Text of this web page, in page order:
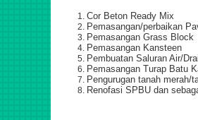
Cor Beton Ready Mix
Pemasangan/perbaikan
Pemasangan Grass Block
Pemasangan Kansteen
Pembuatan Saluran Air/
Pemasangan Turap Batu
Pengurugan tanah merah/
Renofasi SPBU dan